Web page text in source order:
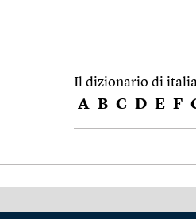
Il dizionario di
A B C D E F